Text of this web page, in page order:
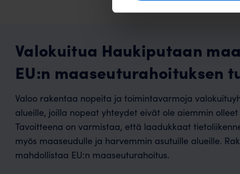
Valokuitua Haukiputaan
EU:n maaseuturahoituksen
Valoo rakentaa nopeita ja toimintavarmoja
alueille, joilla nopeat yhteydet eivät ole aiemmin
Tavoitteena on varmistaa, että laadukkaat
myös maaseudulle ja harvemmin asutuille alueille.
mahdollistaa EU:n maaseuturahoitus.